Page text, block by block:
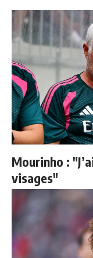
Mourinho :
visages"